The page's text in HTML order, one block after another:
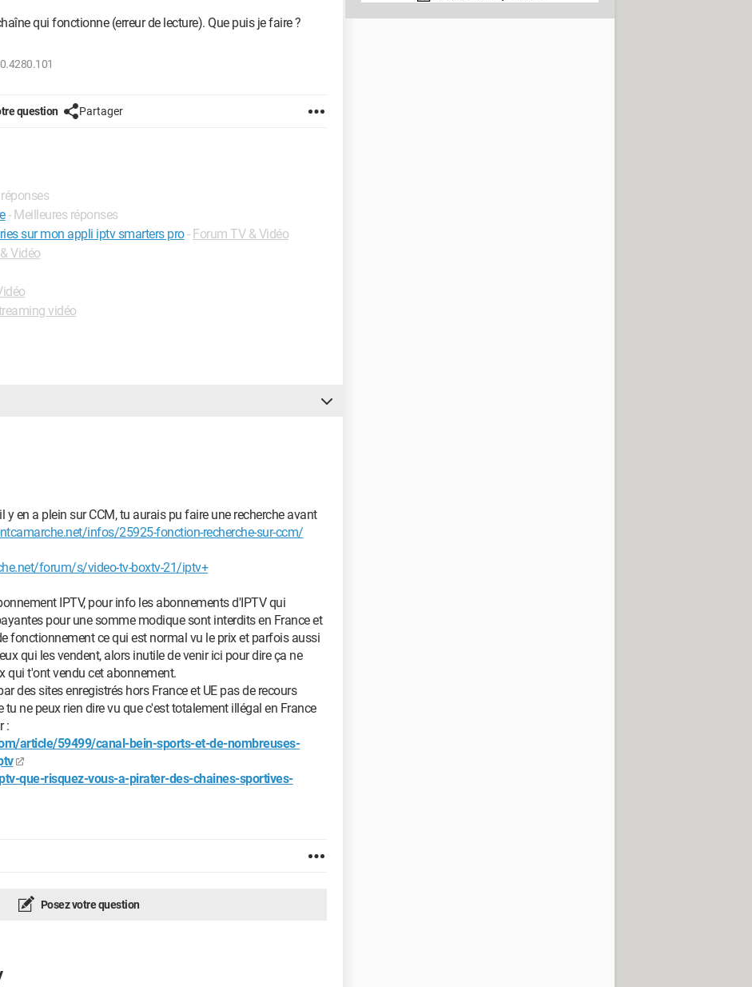
qui fonctionne (erreur de lecture). Que puis je faire ?
question Partager
- Meilleures réponses
sur mon appli iptv smarters pro- Forum TV & Vidéo
Vidéo
vidéo
en a plein sur CCM, tu aurais pu faire une recherche avant
infos/25925-fonction-recherche-sur-ccm/
forum/s/video-tv-boxtv-21/iptv+
IPTV, pour info les abonnements d'IPTV qui
pour une somme modique sont interdits en France et
fonctionnement ce qui est normal vu le prix et parfois aussi
qui les vendent, alors inutile de venir ici pour dire ça ne
qui t'ont vendu cet abonnement.
des sites enregistrés hors France et UE pas de recours
ne peux rien dire vu que c'est totalement illégal en France
:
article/59499/canal-bein-sports-et-de-nombreuses-
que-risquez-vous-a-pirater-des-chaines-sportives-
Posez votre question